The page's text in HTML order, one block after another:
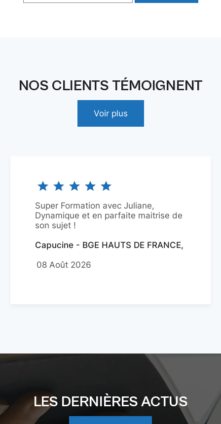
NOS CLIENTS TÉMOIGNENT
Voir plus
Super Formation avec Juliane,
Dynamique et en parfaite maitrise de
son sujet !
Capucine - BGE HAUTS DE FRANCE,
08 Août 2026
LES DERNIÈRES ACTUS